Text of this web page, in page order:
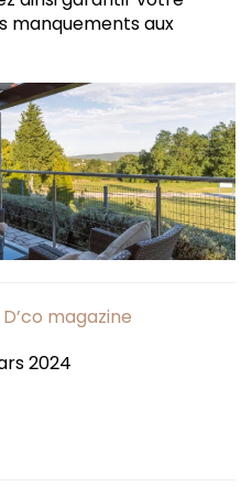
manquements aux
magazine
2024